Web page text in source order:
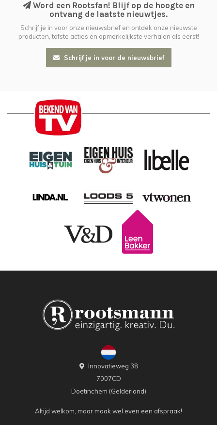
Word een Rootsfan! Blijf op de hoogte en
ontvang de laatste nieuwtjes.
Schrijf je in voor onze nieuwsbrief en ontdek onze nieuwste
producten, tofste acties en opmerkelijkste verhalen als eerst!
Schrijf je in voor de nieuwsbrief
Innovatieweg 38
7007CD
Doetinchem (Gelderland)
Altijd welkom, maar maak wel even een afspraak!